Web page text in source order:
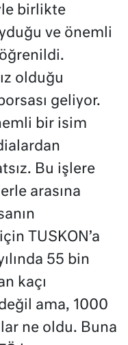
birlikte
ve önemli
olduğu
geliyor.
bir isim
Bu işlere
arasına
TUSKON’a
55 bin
kaçı
ama, 1000
ne oldu. Buna